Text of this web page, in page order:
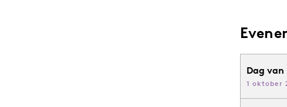
Dag van
1 oktober